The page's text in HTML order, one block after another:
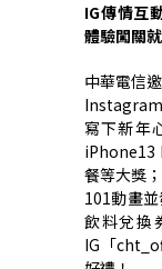
IG傳情互
體驗闖關
中華電信
Instagram
寫下新年
iPhone13
餐等大獎
101動畫
飲料兌換
IG 「